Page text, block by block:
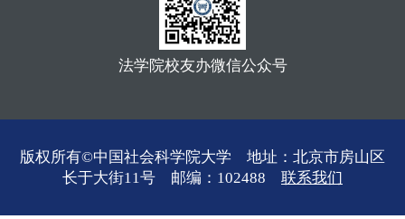
法学院校友办微信公众号
版权所有©中国社会科学院大学 地址：北京市房山区
长于大街11号 邮编：102488 联系我们